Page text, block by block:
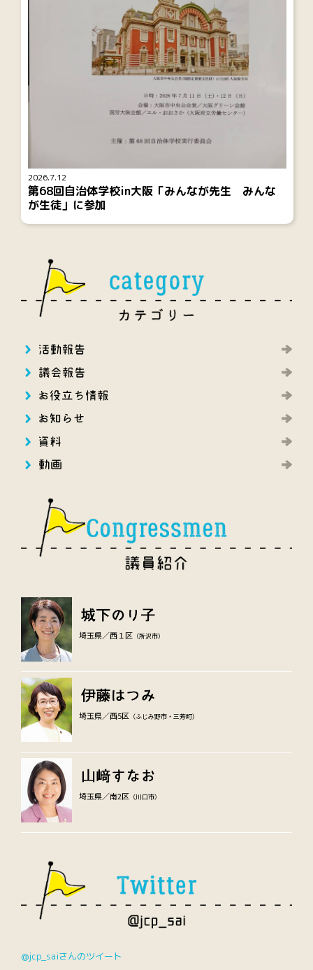
2026.7.12
第68回自治体学校in大阪「みんなが先生 みんな
が生徒」に参加
埼玉県／西１区 （所沢市）
埼玉県／西5区 （ふじみ野市・三芳町）
埼玉県／南2区 （川口市）
@jcp_saiさんのツイート